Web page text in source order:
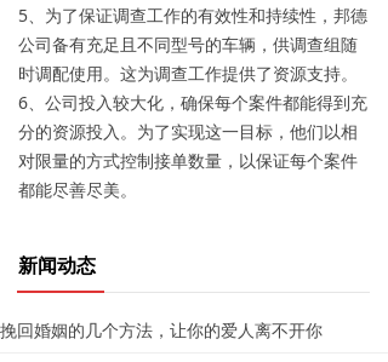
5、为了保证调查工作的有效性和持续性，邦德
公司备有充足且不同型号的车辆，供调查组随
时调配使用。这为调查工作提供了资源支持。
6、公司投入较大化，确保每个案件都能得到充
分的资源投入。为了实现这一目标，他们以相
对限量的方式控制接单数量，以保证每个案件
都能尽善尽美。
新闻动态
挽回婚姻的几个方法，让你的爱人离不开你